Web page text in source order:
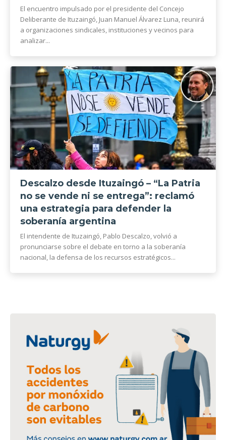
El encuentro impulsado por el presidente del Concejo
Deliberante de Ituzaingó, Juan Manuel Álvarez Luna, reunirá
a organizaciones sindicales, instituciones y vecinos para
analizar...
Descalzo desde Ituzaingó – “La Patria
no se vende ni se entrega”: reclamó
una estrategia para defender la
soberanía argentina
El intendente de Ituzaingó, Pablo Descalzo, volvió a
pronunciarse sobre el debate en torno a la soberanía
nacional, la defensa de los recursos estratégicos...